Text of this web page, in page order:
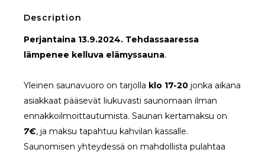
Description
Perjantaina 13.9.2024. Tehdassaaressa
lämpenee kelluva elämyssauna.
Yleinen saunavuoro on tarjolla klo 17-20 jonka aikana
asiakkaat pääsevät liukuvasti saunomaan ilman
ennakkoilmoittautumista. Saunan kertamaksu on
7€, ja maksu tapahtuu kahvilan kassalle.
Saunomisen yhteydessä on mahdollista pulahtaa